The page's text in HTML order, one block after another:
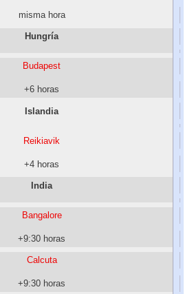
misma hora
Hungría
Budapest
+6 horas
Islandia
Reikiavik
+4 horas
India
Bangalore
+9:30 horas
Calcuta
+9:30 horas